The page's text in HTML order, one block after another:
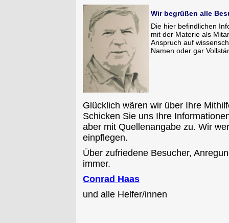
Wir begrüßen alle
Die hier befindlichen
mit der Materie als
Anspruch auf
Namen oder gar
Glücklich wären wir über Ihre
Schicken Sie uns Ihre
aber mit Quellenangabe zu. Wir
einpflegen.
Über zufriedene Besucher,
immer.
Conrad Haas
und alle Helfer/innen